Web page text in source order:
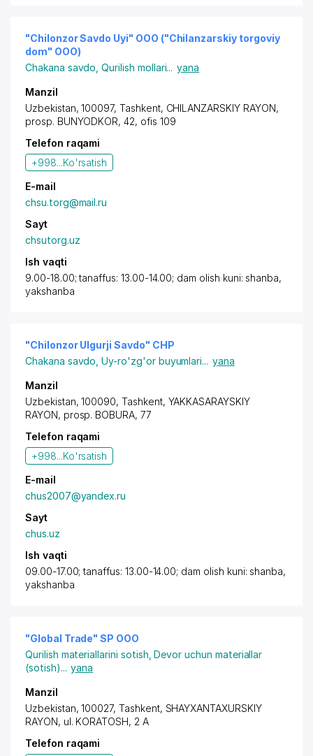
"Chilonzor Savdo Uyi" OOO ("Chilanzarskiy torgoviy
dom" OOO)
Chakana savdo ,Qurilish mollari... yana
Manzil
Uzbekistan, 100097, Tashkent, CHILANZARSKIY RAYON,
prosp. BUNYODKOR, 42, ofis 109
Telefon raqami
+998...Ko'rsatish
E-mail
chsu.torg@mail.ru
Sayt
chsutorg.uz
Ish vaqti
9.00-18.00; tanaffus: 13.00-14.00; dam olish kuni: shanba,
yakshanba
"Chilonzor Ulgurji Savdo" CHP
Chakana savdo ,Uy-ro'zg'or buyumlari... yana
Manzil
Uzbekistan, 100090, Tashkent, YAKKASARAYSKIY
RAYON, prosp. BOBURA, 77
Telefon raqami
+998...Ko'rsatish
E-mail
chus2007@yandex.ru
Sayt
chus.uz
Ish vaqti
09.00-17.00; tanaffus: 13.00-14.00; dam olish kuni: shanba,
yakshanba
"Global Trade" SP OOO
Qurilish materiallarini sotish ,Devor uchun materiallar
(sotish)... yana
Manzil
Uzbekistan, 100027, Tashkent, SHAYXANTAXURSKIY
RAYON, ul. KORATOSH, 2 A
Telefon raqami